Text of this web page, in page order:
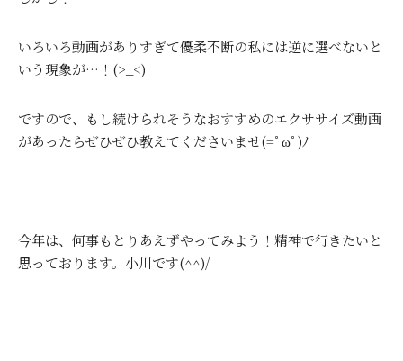
いろいろ動画がありすぎて優柔不断の私には逆に選べないと
いう現象が…！(>_<)
ですので、もし続けられそうなおすすめのエクササイズ動画
があったらぜひぜひ教えてくださいませ(=ﾟωﾟ)ﾉ
今年は、何事もとりあえずやってみよう！精神で行きたいと
思っております。小川です(^^)/